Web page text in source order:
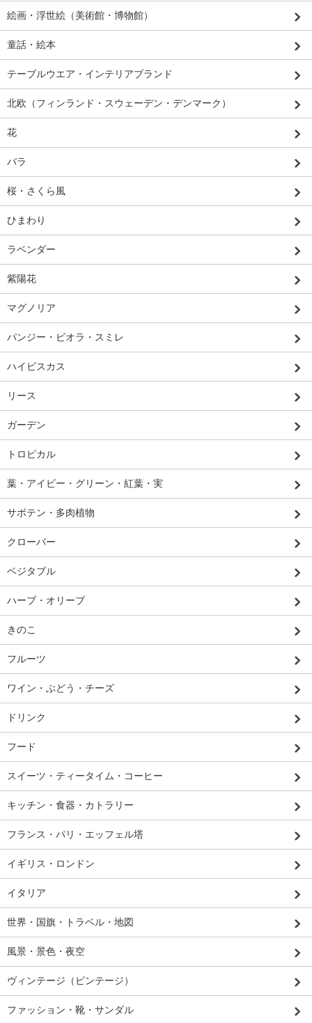
絵画・浮世絵（美術館・博物館）
童話・絵本
テーブルウエア・インテリアブランド
北欧（フィンランド・スウェーデン・デンマーク）
花
バラ
桜・さくら風
ひまわり
ラベンダー
紫陽花
マグノリア
パンジー・ビオラ・スミレ
ハイビスカス
リース
ガーデン
トロピカル
葉・アイビー・グリーン・紅葉・実
サボテン・多肉植物
クローバー
ベジタブル
ハーブ・オリーブ
きのこ
フルーツ
ワイン・ぶどう・チーズ
ドリンク
フード
スイーツ・ティータイム・コーヒー
キッチン・食器・カトラリー
フランス・パリ・エッフェル塔
イギリス・ロンドン
イタリア
世界・国旗・トラベル・地図
風景・景色・夜空
ヴィンテージ（ビンテージ）
ファッション・靴・サンダル